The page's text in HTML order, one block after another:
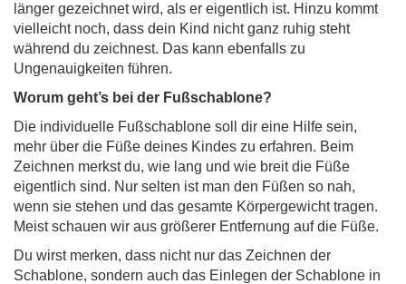
länger gezeichnet wird, als er eigentlich ist. Hinzu kommt
vielleicht noch, dass dein Kind nicht ganz ruhig steht
während du zeichnest. Das kann ebenfalls zu
Ungenauigkeiten führen.
Worum geht’s bei der Fußschablone?
Die individuelle Fußschablone soll dir eine Hilfe sein,
mehr über die Füße deines Kindes zu erfahren. Beim
Zeichnen merkst du, wie lang und wie breit die Füße
eigentlich sind. Nur selten ist man den Füßen so nah,
wenn sie stehen und das gesamte Körpergewicht tragen.
Meist schauen wir aus größerer Entfernung auf die Füße.
Du wirst merken, dass nicht nur das Zeichnen der
Schablone, sondern auch das Einlegen der Schablone in